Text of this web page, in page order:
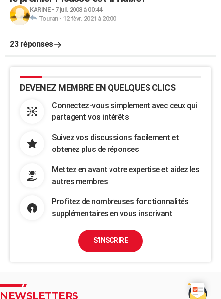
KARINE- 7 juil. 2008 à 00:44
Touran- 12 févr. 2021 à 20:00
23 réponses
DEVENEZ MEMBRE EN QUELQUES CLICS
Connectez-vous simplement avec ceux qui
partagent vos intérêts
Suivez vos discussions facilement et
obtenez plus de réponses
Mettez en avant votre expertise et aidez les
autres membres
Profitez de nombreuses fonctionnalités
supplémentaires en vous inscrivant
S'INSCRIRE
NEWSLETTERS